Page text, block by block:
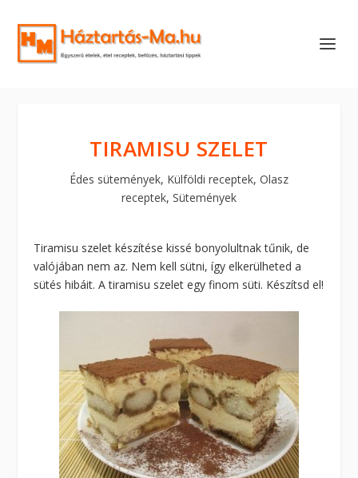
TIRAMISU SZELET
Édes sütemények, Külföldi receptek, Olasz
receptek, Sütemények
Tiramisu szelet készítése kissé bonyolultnak tűnik, de
valójában nem az. Nem kell sütni, így elkerülheted a
sütés hibáit. A tiramisu szelet egy finom süti. Készítsd el!